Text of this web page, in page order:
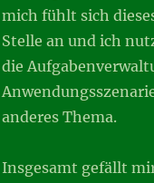
mich fühlt sich
Stelle an und ich
die
anderes Thema.
Insgesamt gefällt